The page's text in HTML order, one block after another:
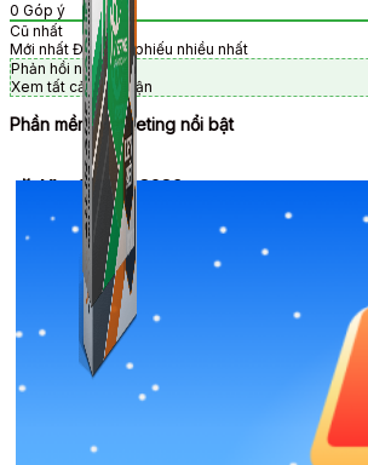
Combo ATP
0 Góp ý
Cũ nhất
Mới nhất Được bỏ phiếu nhiều nhất
Phản hồi nội tuyến
Xem tất cả bình luận
Phần mềm Marketing nổi bật
🎉 Ưu đãi Tết 2026